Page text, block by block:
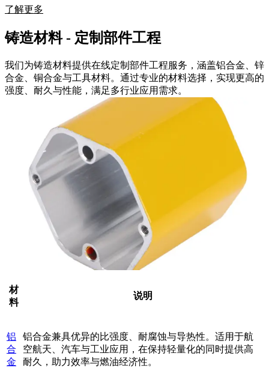
了解更多
铸造材料 - 定制部件工程
我们为铸造材料提供在线定制部件工程服务，涵盖铝合金、锌
合金、铜合金与工具材料。通过专业的材料选择，实现更高的
强度、耐久与性能，满足多行业应用需求。
材
料
说明
铝
合
金
铝合金兼具优异的比强度、耐腐蚀与导热性。适用于航
空航天、汽车与工业应用，在保持轻量化的同时提供高
耐久，助力效率与燃油经济性。